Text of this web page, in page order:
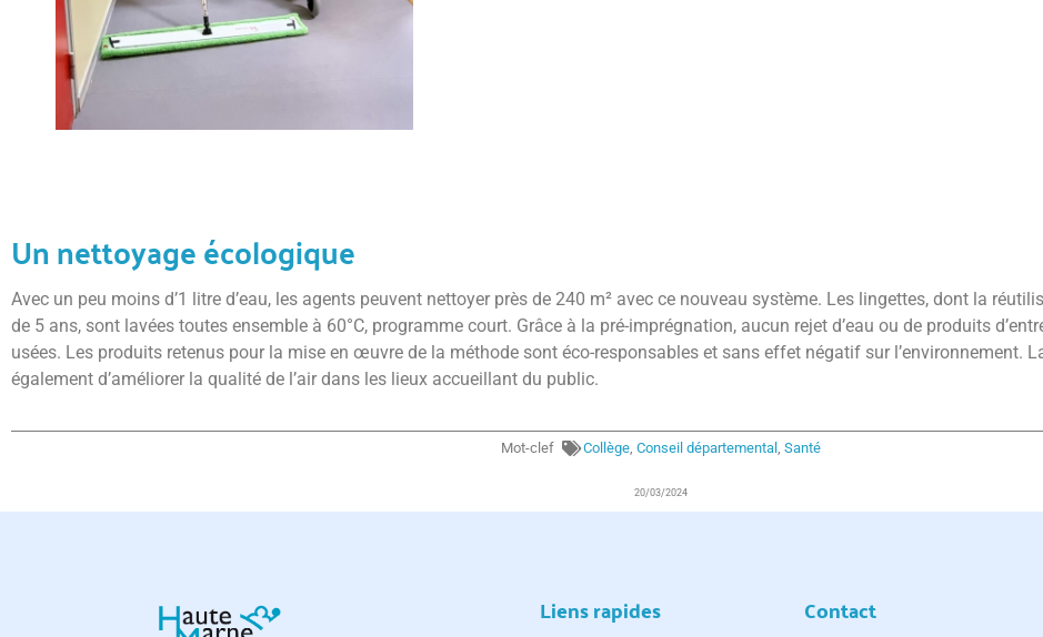
Un nettoyage écologique
Avec un peu moins d’1 litre d’eau, les agents peuvent nettoyer près de 240 m² avec ce nouveau système. Les lingettes, dont la
de 5 ans, sont lavées toutes ensemble à 60°C, programme court. Grâce à la pré-imprégnation, aucun rejet d’eau ou de produits
usées. Les produits retenus pour la mise en œuvre de la méthode sont éco-responsables et sans effet négatif sur l’environnement.
également d’améliorer la qualité de l’air dans les lieux accueillant du public.
Mot-clef Collège, Conseil départemental , Santé
20/03/2024
Liens rapides Contact